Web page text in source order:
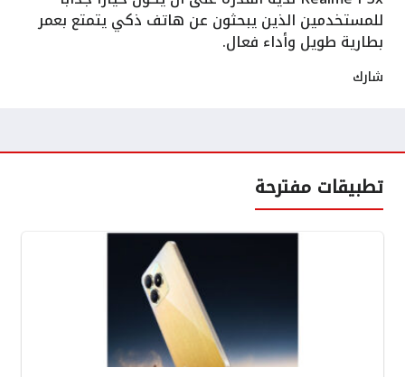
للمستخدمين الذين يبحثون عن هاتف ذكي يتمتع بعمر
بطارية طويل وأداء فعال.
شارك
تطبيقات مفترحة